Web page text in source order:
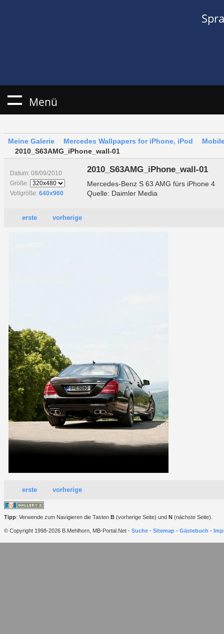
Menü
Meine Galerie Mercedes Wallpapers for iPhone, iPod
2010_S63AMG_iPhone_wall-01
Datum: 08/09/2010
Größe:
Vollgröße: 640x960
2010_S63AMG_iPhone_wall-01
Mercedes-Benz S 63 AMG fürs iPhone 4
Quelle: Daimler Media
erste vorherige
erste vorherige
Tipp: Verwende zum Navigieren die Tasten B (vorherige Seite) und N (nächste Seite).
© Copyright 1998-2026 B.Mehlhorn, MB-Portal.Net - Suche - Sitemap - Gästebuch -